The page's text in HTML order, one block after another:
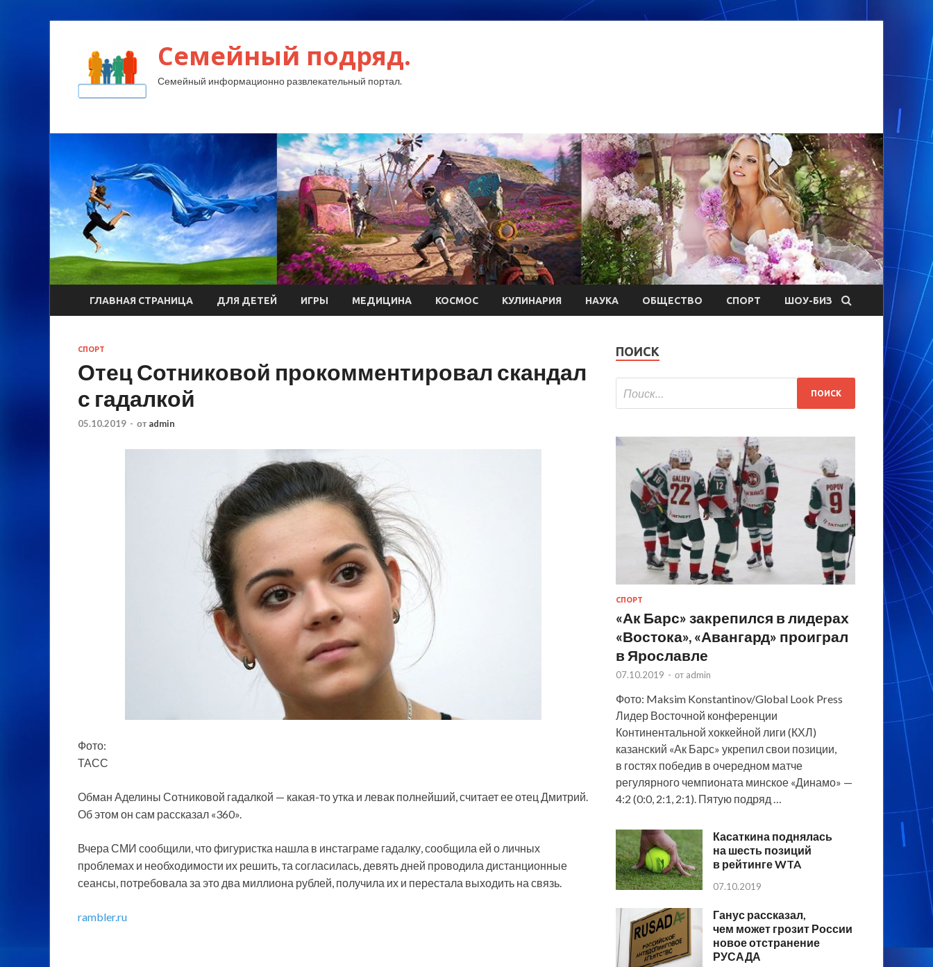
Семейный подряд.
Семейный информационно развлекательный портал.
ГЛАВНАЯ СТРАНИЦА ДЛЯ ДЕТЕЙ ИГРЫ МЕДИЦИНА КОСМОС КУЛИНАРИЯ НАУКА ОБЩЕСТВО СПОРТ ШОУ-БИЗ
СПОРТ
Отец Сотниковой прокомментировал скандал
с гадалкой
05.10.2019 - от admin
Фото:
ТАСС
Обман Аделины Сотниковой гадалкой — какая-то утка и левак полнейший, считает ее отец Дмитрий.
Об этом он сам рассказал «360».
Вчера СМИ сообщили, что фигуристка нашла в инстаграме гадалку, сообщила ей о личных
проблемах и необходимости их решить, та согласилась, девять дней проводила дистанционные
сеансы, потребовала за это два миллиона рублей, получила их и перестала выходить на связь.
rambler.ru
ПОИСК
СПОРТ
«Ак Барс» закрепился в лидерах
«Востока», «Авангард» проиграл
в Ярославле
07.10.2019 - от admin
Фото: Maksim Konstantinov/Global Look Press
Лидер Восточной конференции
Континентальной хоккейной лиги (КХЛ)
казанский «Ак Барс» укрепил свои позиции,
в гостях победив в очередном матче
регулярного чемпионата минское «Динамо» —
4:2 (0:0, 2:1, 2:1). Пятую подряд …
Касаткина поднялась
на шесть позиций
в рейтинге WTA
07.10.2019
Ганус рассказал,
чем может грозит России
новое отстранение
РУСАДА